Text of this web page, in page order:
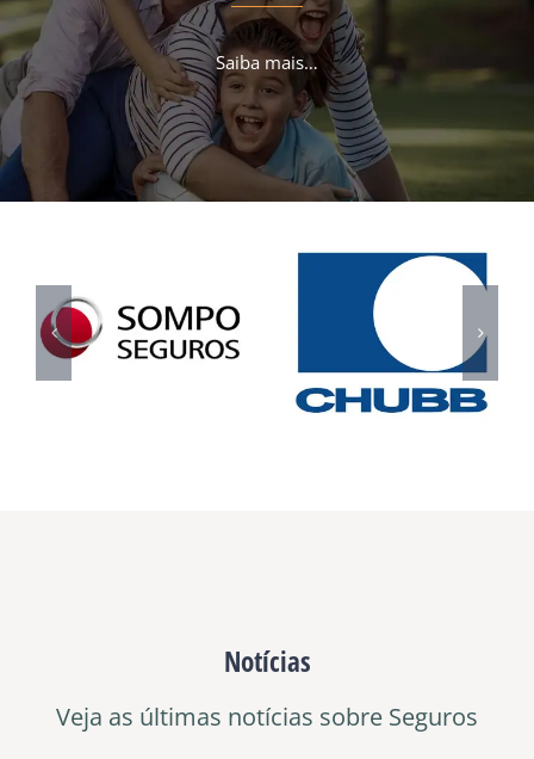
Saiba mais…
Notícias
Veja as últimas notícias sobre Seguros